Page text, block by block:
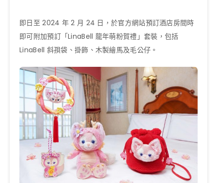
即日至 2024 年 2 月 24 日，於官方網站預訂酒店房間時
即可附加預訂「LinaBell 龍年萌粉賀禮」套裝，包括
LinaBell 斜孭袋、掛飾、木製繪馬及毛公仔。